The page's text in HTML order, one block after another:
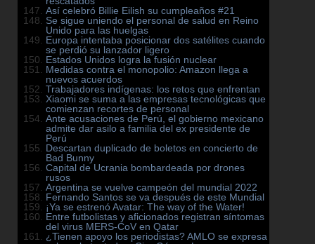
Así celebró Billie Eilish su cumpleaños #21
Se sigue uniendo el personal de salud en Reino
Unido para las huelgas
Europa intentaba posicionar dos satélites cuando
se perdió su lanzador ligero
Estados Unidos logra la fusión nuclear
Medidas contra el monopolio: Amazon llega a
nuevos acuerdos
Trabajadores indígenas: los retos que enfrentan
Xiaomi se suma a las empresas tecnológicas que
comienzan recortes de personal
Ante acusaciones de Perú, el gobierno mexicano
admite dar asilo a familia del ex presidente de
Perú
Descartan duplicado de boletos en concierto de
Bad Bunny
Capital de Ucrania bombardeada por drones
rusos
Argentina se vuelve campeón del mundial 2022
Fernando Santos se va después de este Mundial
¡Ya se estrenó Avatar: The way of the Water!
Entre futbolistas y aficionados registran síntomas
del virus MERS-CoV en Qatar
¿Tienen apoyo los periodistas? AMLO se expresa